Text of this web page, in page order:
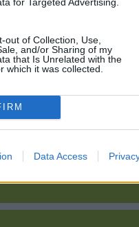
out of Collection, Use,
and/or Sharing of my
that Is Unrelated with the
which it was collected.
Data Access
mit Gemüse und Tofu